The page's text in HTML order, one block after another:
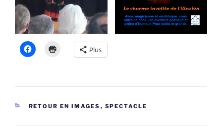
Plus
CATÉGORIES
RETOUR EN IMAGES , SPECTACLE